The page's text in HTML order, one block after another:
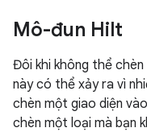
Mô-đun Hilt
Đôi khi không thể
này có thể xảy ra vì
chèn một giao diện
chèn một loại mà bạn